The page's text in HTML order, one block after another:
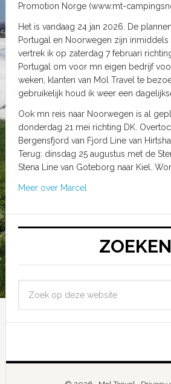
Promotion Norge (www.mt-
Het is vandaag 24 jan 2026. De
Portugal en Noorwegen zijn inmiddels
vertrek ik op zaterdag 7 februari
Portugal om voor mn eigen bedrijf
weken, klanten van Mol Travel te
gebruikelijk houd ik weer een
Ook mn reis naar Noorwegen is al
donderdag 21 mei richting DK.
Bergensfjord van Fjord Line van
Terug: dinsdag 25 augustus met de
Stena Line van Goteborg naar Kiel.
Meer over Marcel
ZOEKEN